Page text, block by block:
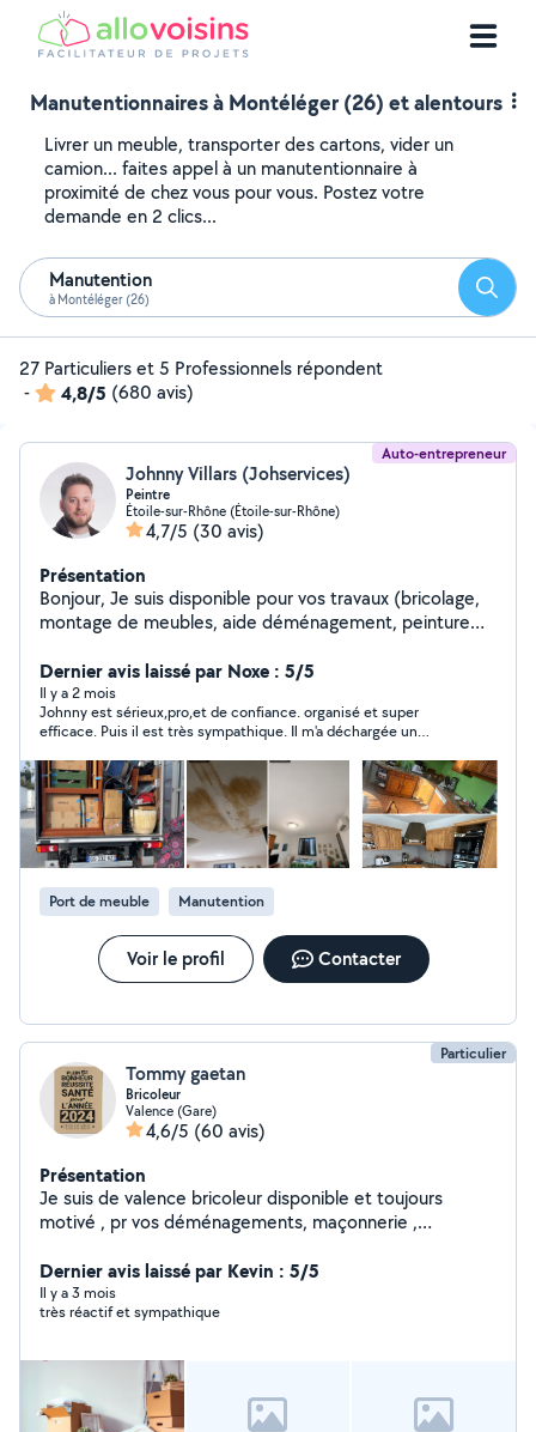
Manutentionnaires à Montéléger (26) et alentours
Livrer un meuble, transporter des cartons, vider un
camion... faites appel à un manutentionnaire à
proximité de chez vous pour vous. Postez votre
demande en 2 clics...
Manutention
à Montéléger (26)
27 Particuliers et 5 Professionnels répondent
-
4,8/5 (680 avis)
Auto-entrepreneur
Johnny Villars (Johservices)
Peintre
Étoile-sur-Rhône (Étoile-sur-Rhône)
4,7/5 (30 avis)
Présentation
Bonjour, Je suis disponible pour vos travaux (bricolage,
montage de meubles, aide déménagement, peinture
dès maintenant. N'hésitez pas à m'écrire pour avoir plus
de renseignements. À bientôt j'espère !
Dernier avis laissé par Noxe : 5/5
Il y a 2 mois
Johnny est sérieux,pro,et de confiance. organisé et super
efficace. Puis il est très sympathique. Il m'a déchargée un
8m3 en seulement 2h... Et pour les travaux de peinture et
autres prestations,il est aussi super pro. Je recommande à
1000%. De nos jours ce genre de prestation est rare.
Port de meuble Manutention
Voir le profil Contacter
Particulier
Tommy gaetan
Bricoleur
Valence (Gare)
4,6/5 (60 avis)
Présentation
Je suis de valence bricoleur disponible et toujours
motivé , pr vos déménagements, maçonnerie ,
Dernier avis laissé par Kevin : 5/5
Il y a 3 mois
très réactif et sympathique